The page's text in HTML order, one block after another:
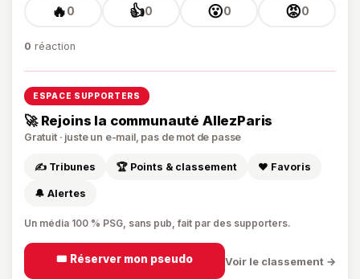
🔥0 👍0 😮0 😡0
0 réaction
ESPACE SUPPORTERS
🚀 Rejoins la communauté AllezParis
Gratuit · juste un e-mail, pas de mot de passe
✍️ Tribunes 🏆 Points & classement ❤️ Favoris
🔔 Alertes
Un média 100 % PSG, sans pub, fait par des supporters.
🎟️ Réserver mon pseudo Voir le classement →